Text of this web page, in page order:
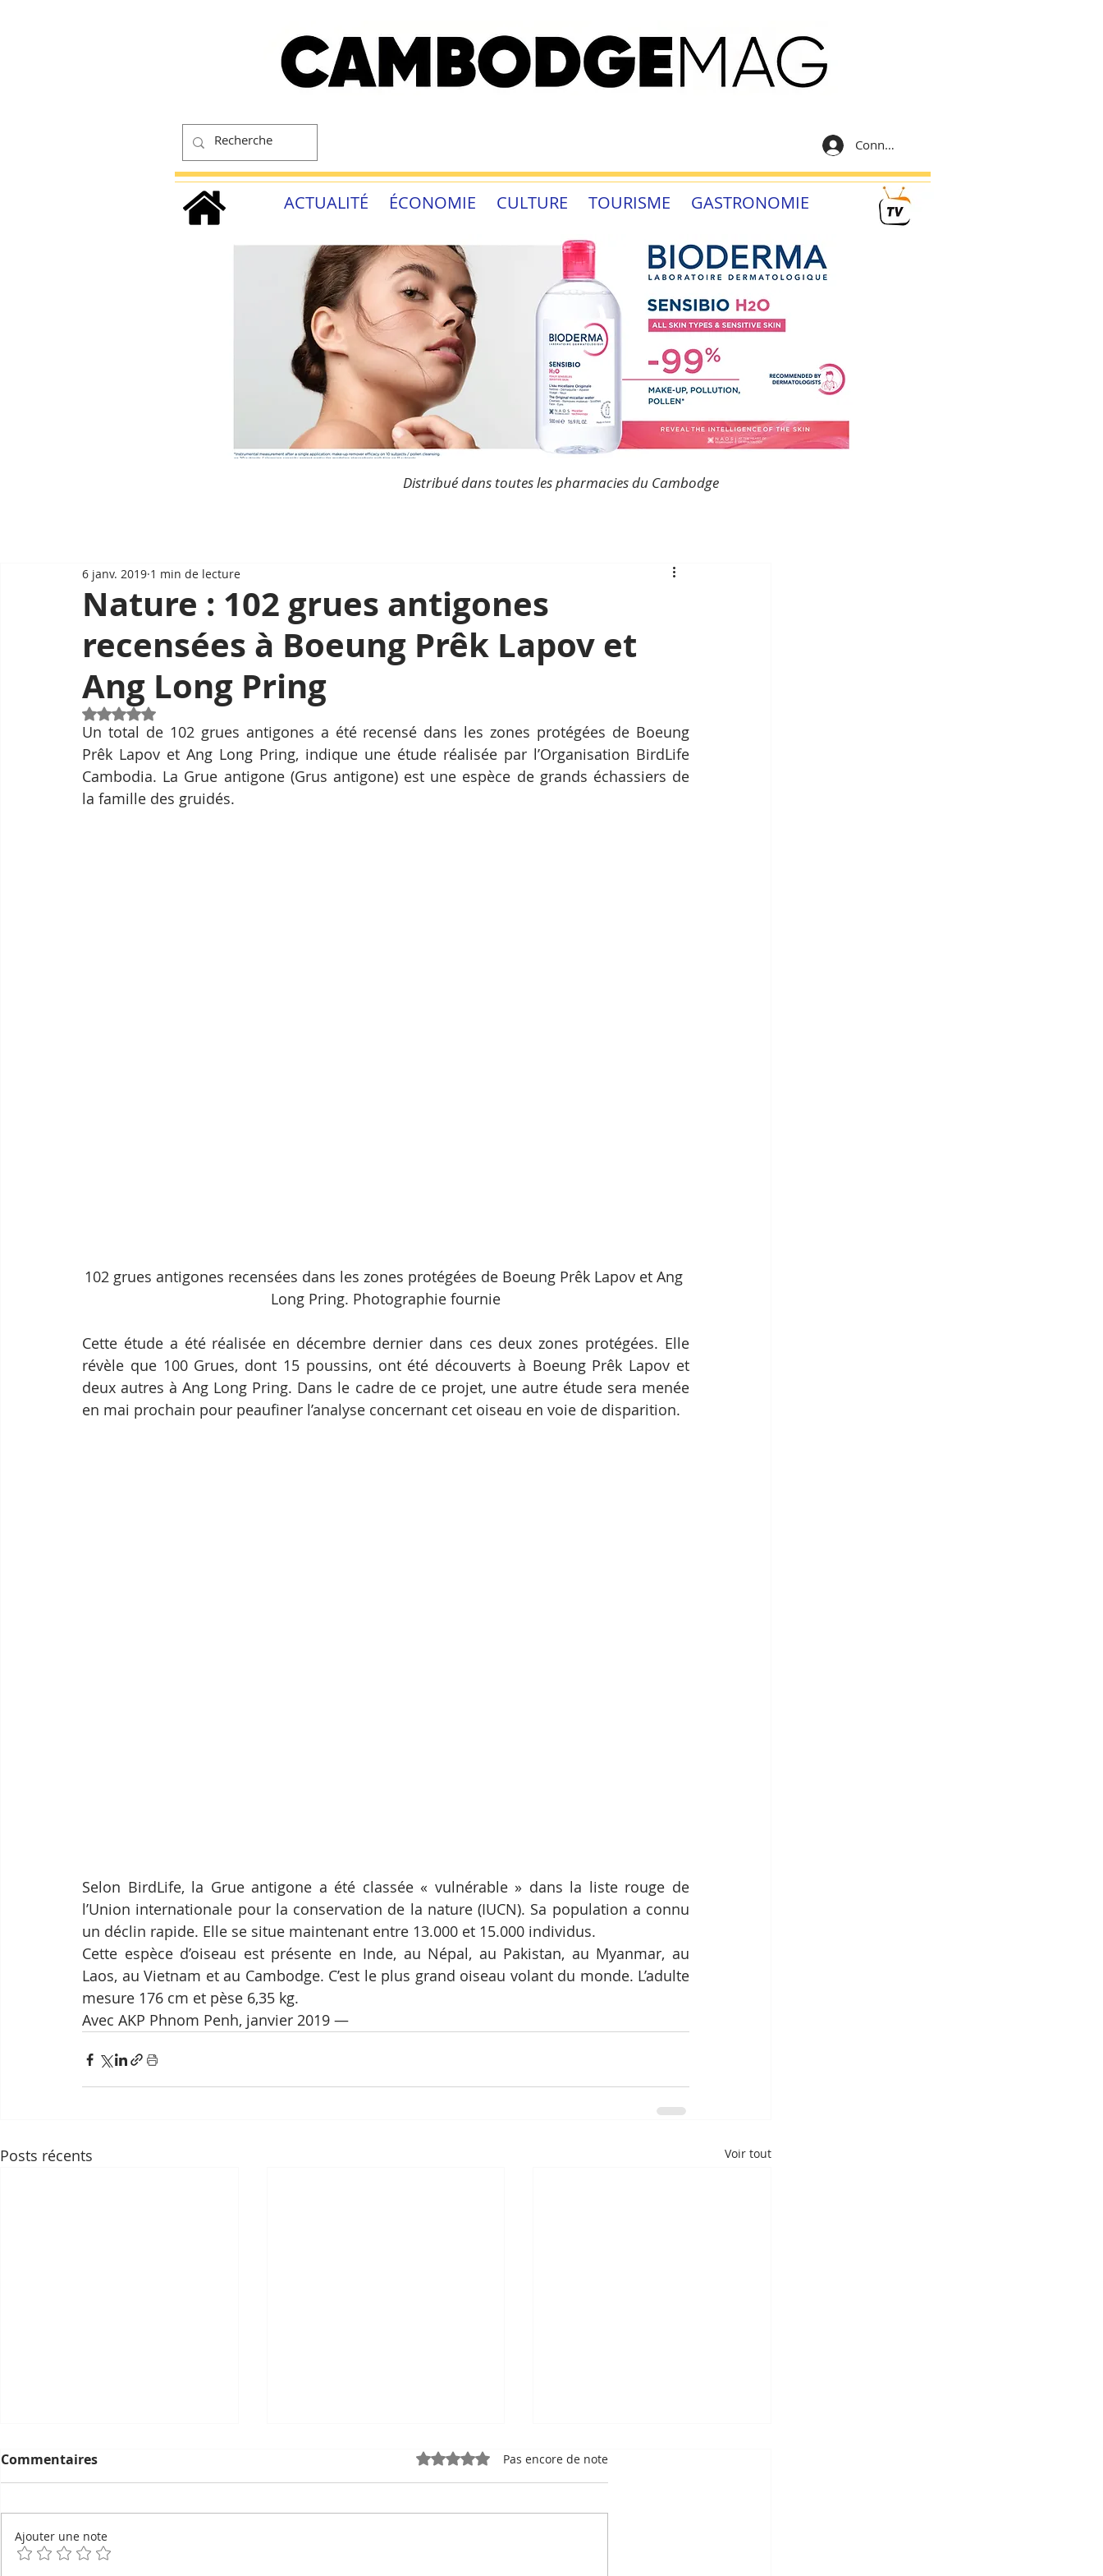
Connexion
ACTUALITÉ ÉCONOMIE CULTURE TOURISME GASTRONOMIE
Distribué dans toutes les pharmacies du Cambodge
Nature : 102 grues antigones
recensées à Boeung Prêk Lapov et
Ang Long Pring
6 janv. 2019 1 min de lecture
Noté NaN étoiles sur 5.
Un total de 102 grues antigones a été recensé dans les zones protégées de Boeung
Prêk Lapov et Ang Long Pring, indique une étude réalisée par l’Organisation BirdLife
Cambodia. La Grue antigone (Grus antigone) est une espèce de grands échassiers de
la famille des gruidés.
102 grues antigones recensées dans les zones protégées de Boeung Prêk Lapov et Ang
Long Pring. Photographie fournie
Cette étude a été réalisée en décembre dernier dans ces deux zones protégées. Elle
révèle que 100 Grues, dont 15 poussins, ont été découverts à Boeung Prêk Lapov et
deux autres à Ang Long Pring. Dans le cadre de ce projet, une autre étude sera menée
en mai prochain pour peaufiner l’analyse concernant cet oiseau en voie de disparition.
Selon BirdLife, la Grue antigone a été classée « vulnérable » dans la liste rouge de
l’Union internationale pour la conservation de la nature (IUCN). Sa population a connu
un déclin rapide. Elle se situe maintenant entre 13.000 et 15.000 individus.
Cette espèce d’oiseau est présente en Inde, au Népal, au Pakistan, au Myanmar, au
Laos, au Vietnam et au Cambodge. C’est le plus grand oiseau volant du monde. L’adulte
mesure 176 cm et pèse 6,35 kg.
Avec AKP Phnom Penh, janvier 2019 —
Posts récents Voir tout
Commentaires Noté 0 étoile sur 5.Pas encore de note
Ajouter une note